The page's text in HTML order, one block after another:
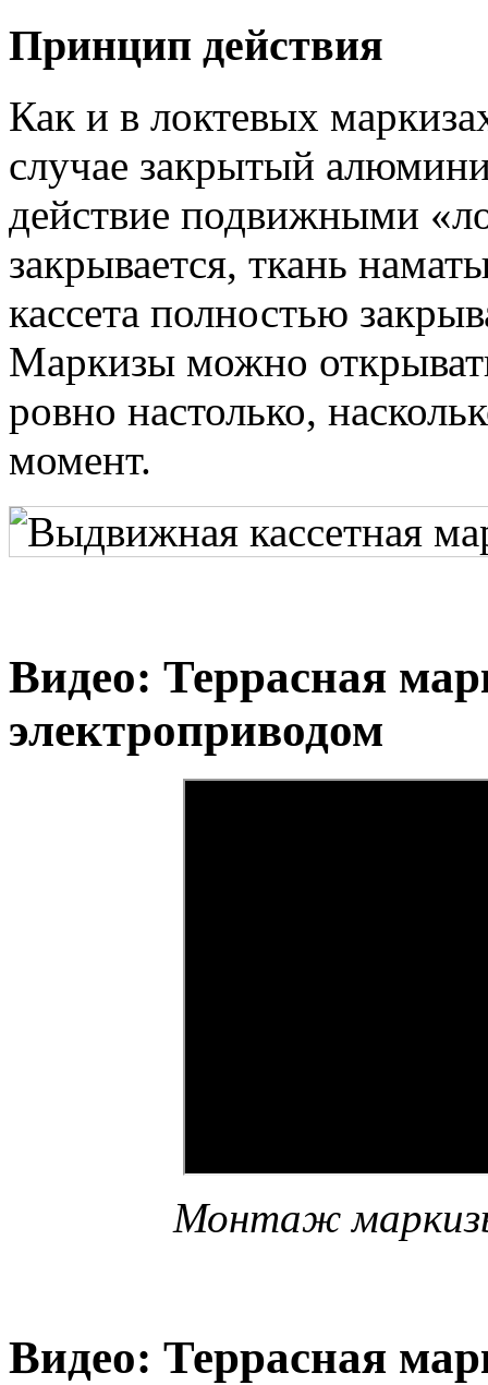
Принцип действия
Как и в локтевых
случае закрытый
действие подвижными
закрывается, ткань
кассета полностью
Маркизы можно
ровно настолько,
момент.
Видео: Террасная
электроприводом
Монтаж
Видео: Террасная